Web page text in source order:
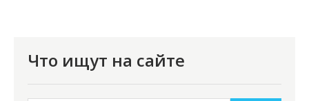
Что ищут на сайте